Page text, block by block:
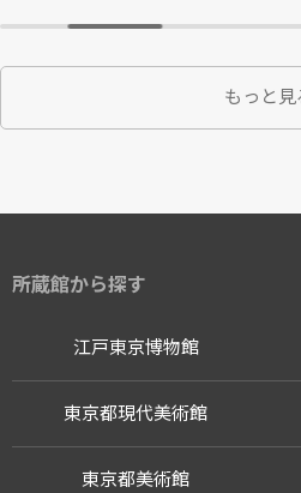
もっと見
所蔵館から探す
江戸東京博物館
東京都現代美術館
東京都美術館